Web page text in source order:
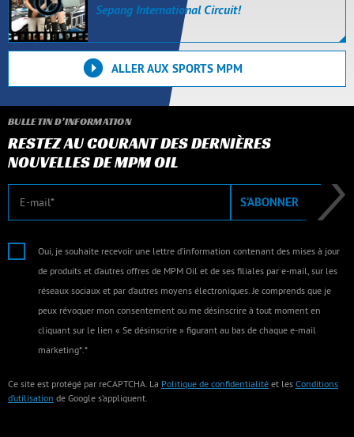
Sepang International Circuit!
ALLER AUX SPORTS MPM
BULLETIN D’INFORMATION
RESTEZ AU COURANT DES DERNIÈRES
NOUVELLES DE MPM OIL
E-mail S’ABONNER
Oui, je souhaite recevoir une lettre d’information contenant des mises à jour
de produits et d’autres offres de MPM Oil et de ses filiales par e-mail, sur les
réseaux sociaux et par d’autres moyens électroniques. Je comprends que je
peux révoquer mon consentement ou me désinscrire à tout moment en
cliquant sur le lien « Se désinscrire » figurant au bas de chaque e-mail
marketing*.*
Ce site est protégé par reCAPTCHA. La Politique de confidentialité et les Conditions
d’utilisation de Google s’appliquent.